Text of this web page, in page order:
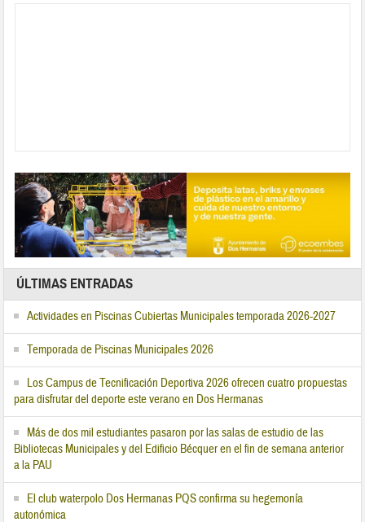
ÚLTIMAS ENTRADAS
Actividades en Piscinas Cubiertas Municipales temporada 2026-2027
Temporada de Piscinas Municipales 2026
Los Campus de Tecnificación Deportiva 2026 ofrecen cuatro propuestas
para disfrutar del deporte este verano en Dos Hermanas
Más de dos mil estudiantes pasaron por las salas de estudio de las
Bibliotecas Municipales y del Edificio Bécquer en el fin de semana anterior
a la PAU
El club waterpolo Dos Hermanas PQS confirma su hegemonía
autonómica